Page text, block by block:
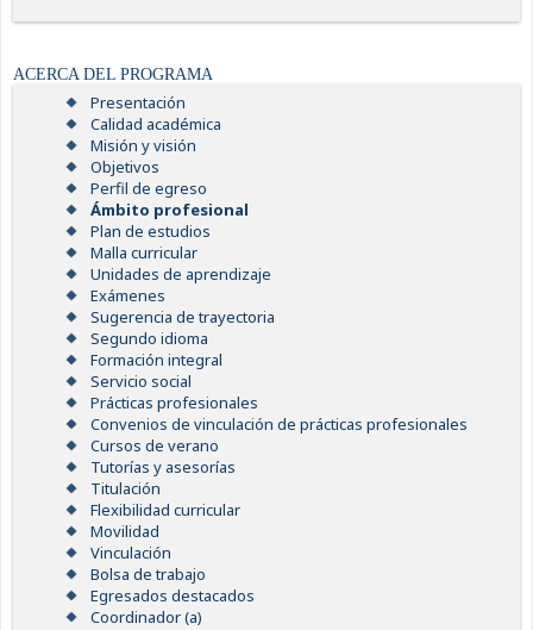
ACERCA DEL PROGRAMA
Presentación
Calidad académica
Misión y visión
Objetivos
Perfil de egreso
Ámbito profesional
Plan de estudios
Malla curricular
Unidades de aprendizaje
Exámenes
Sugerencia de trayectoria
Segundo idioma
Formación integral
Servicio social
Prácticas profesionales
Convenios de vinculación de prácticas profesionales
Cursos de verano
Tutorías y asesorías
Titulación
Flexibilidad curricular
Movilidad
Vinculación
Bolsa de trabajo
Egresados destacados
Coordinador (a)